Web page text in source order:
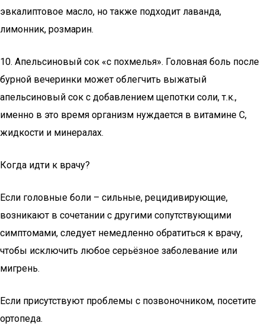
эвкалиптовое масло, но также подходит лаванда,
лимонник, розмарин.
10. Апельсиновый сок «с похмелья». Головная боль после
бурной вечеринки может облегчить выжатый
апельсиновый сок с добавлением щепотки соли, т.к.,
именно в это время организм нуждается в витамине С,
жидкости и минералах.
Когда идти к врачу?
Если головные боли – сильные, рецидивирующие,
возникают в сочетании с другими сопутствующими
симптомами, следует немедленно обратиться к врачу,
чтобы исключить любое серьёзное заболевание или
мигрень.
Если присутствуют проблемы с позвоночником, посетите
ортопеда.